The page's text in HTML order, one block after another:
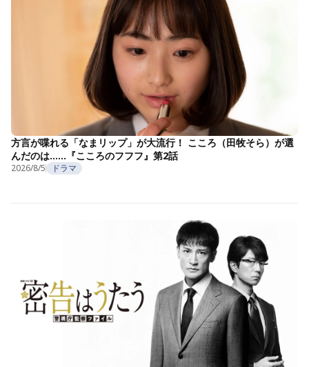
方言が喋れる「なまリップ」が大流行！ こころ（田牧そら）が選
んだのは……『こころのフフフ』第2話
2026/8/5 ドラマ